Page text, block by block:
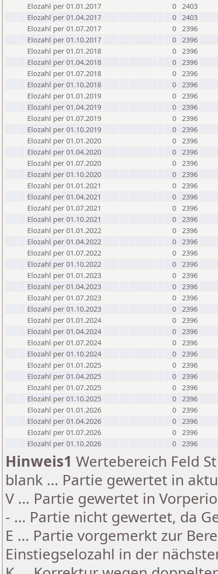
Elozahl per 01.01.2017
0 2403
Elozahl per 01.04.2017
0 2403
Elozahl per 01.07.2017
0 2396
Elozahl per 01.10.2017
0 2396
Elozahl per 01.01.2018
0 2396
Elozahl per 01.04.2018
0 2396
Elozahl per 01.07.2018
0 2396
Elozahl per 01.10.2018
0 2396
Elozahl per 01.01.2019
0 2396
Elozahl per 01.04.2019
0 2396
Elozahl per 01.07.2019
0 2396
Elozahl per 01.10.2019
0 2396
Elozahl per 01.01.2020
0 2396
Elozahl per 01.04.2020
0 2396
Elozahl per 01.07.2020
0 2396
Elozahl per 01.10.2020
0 2396
Elozahl per 01.01.2021
0 2396
Elozahl per 01.04.2021
0 2396
Elozahl per 01.07.2021
0 2396
Elozahl per 01.10.2021
0 2396
Elozahl per 01.01.2022
0 2396
Elozahl per 01.04.2022
0 2396
Elozahl per 01.07.2022
0 2396
Elozahl per 01.10.2022
0 2396
Elozahl per 01.01.2023
0 2396
Elozahl per 01.04.2023
0 2396
Elozahl per 01.07.2023
0 2396
Elozahl per 01.10.2023
0 2396
Elozahl per 01.01.2024
0 2396
Elozahl per 01.04.2024
0 2396
Elozahl per 01.07.2024
0 2396
Elozahl per 01.10.2024
0 2396
Elozahl per 01.01.2025
0 2396
Elozahl per 01.04.2025
0 2396
Elozahl per 01.07.2025
0 2396
Elozahl per 01.10.2025
0 2396
Elozahl per 01.01.2026
0 2396
Elozahl per 01.04.2026
0 2396
Elozahl per 01.07.2026
0 2396
Elozahl per 01.10.2026
0 2396
Hinweis1 Wertebereich Feld
blank ... Partie gewertet in
V ... Partie gewertet in
- ... Partie nicht gewertet, da
E ... Partie vorgemerkt zur
Einstiegselozahl in der